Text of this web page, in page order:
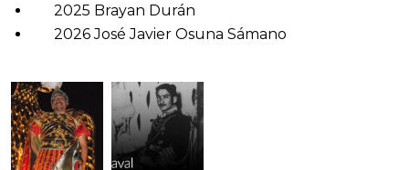
2025 Brayan Durán
2026 José Javier Osuna Sámano